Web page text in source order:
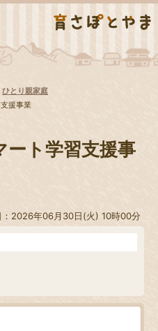
ひとり親家庭
援事業
ート学習支援事
：2026年06月30日(火) 10時00分